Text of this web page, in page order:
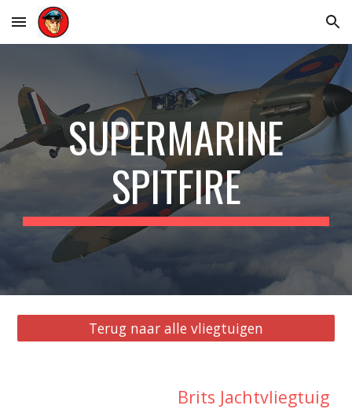
Skip to main content Skip to navigation
SUPERMARINE
SPITFIRE
Terug naar alle vliegtuigen
Brits Jachtvliegtuig